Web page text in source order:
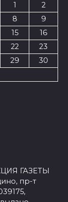
1
2
8
9
15
16
22
23
29
30
ГАЗЕТЫ
пр-т